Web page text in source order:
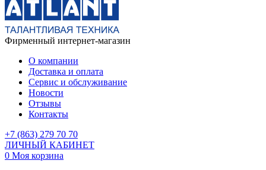
Фирменный интернет-магазин
О компании
Доставка и оплата
Сервис и обслуживание
Новости
Отзывы
Контакты
+7 (863) 279 70 70
ЛИЧНЫЙ КАБИНЕТ
0 Моя корзина